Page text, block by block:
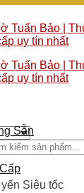
Siêu tốc
Sẵn